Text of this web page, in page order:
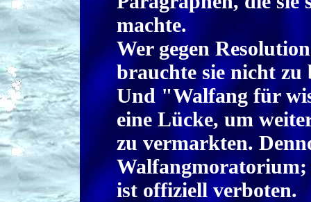
machte.
Wer gegen
brauchte sie nicht zu
Und "Walfang für
eine Lücke, um
zu vermarkten.
ist offiziell verboten.